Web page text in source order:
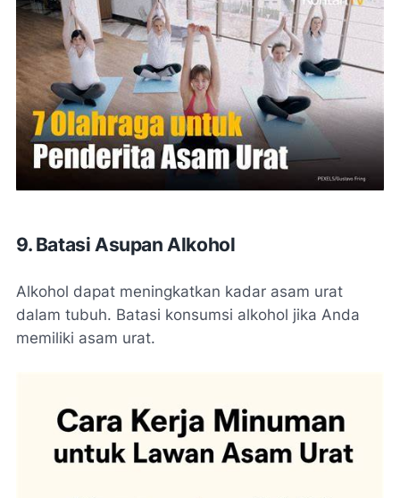
9. Batasi Asupan Alkohol
Alkohol dapat meningkatkan kadar asam urat
dalam tubuh. Batasi konsumsi alkohol jika Anda
memiliki asam urat.